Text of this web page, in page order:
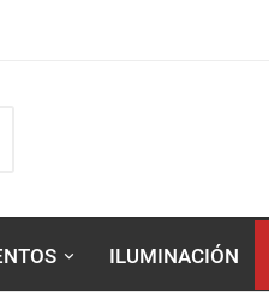
ILUMINACIÓN